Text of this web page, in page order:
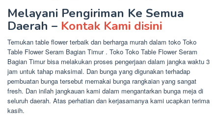
Melayani Pengiriman Ke Semua
Daerah – Kontak Kami disini
Temukan table flower terbaik dan berharga murah dalam toko Toko
Table Flower Seram Bagian Timur . Toko Toko Table Flower Seram
Bagian Timur bisa melakukan proses pengerjaan dalam jangka waktu 3
jam untuk tahap maksimal. Dan bunga yang digunakan terhadap
pembuatan bunga tersebut memakai bunga rangkaian yang sangat
fresh. Dan inilah jangkauan kami dalam mengantarkan bunga meja di
seluruh daerah. Atas perhatian dan kerjasamanya kami ucapkan terima
kasih.